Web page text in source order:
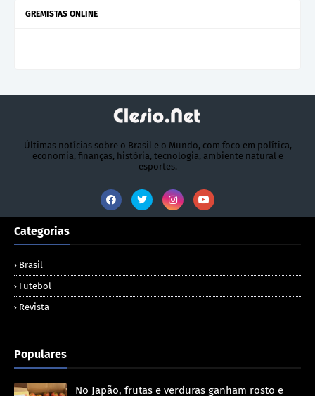
GREMISTAS ONLINE
Últimas notícias sobre o Brasil e o Mundo, com foco em política,
economia, finanças, história, tecnologia, ambiente natural e
esportes.
Categorias
Brasil
Futebol
Revista
Populares
No Japão, frutas e verduras ganham rosto e